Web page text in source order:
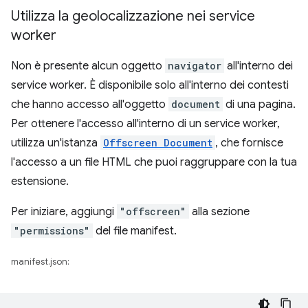
Utilizza la geolocalizzazione nei service
worker
Non è presente alcun oggetto navigator all'interno dei
service worker. È disponibile solo all'interno dei contesti
che hanno accesso all'oggetto document di una pagina.
Per ottenere l'accesso all'interno di un service worker,
utilizza un'istanza Offscreen Document , che fornisce
l'accesso a un file HTML che puoi raggruppare con la tua
estensione.
Per iniziare, aggiungi "offscreen" alla sezione
"permissions" del file manifest.
manifest.json: